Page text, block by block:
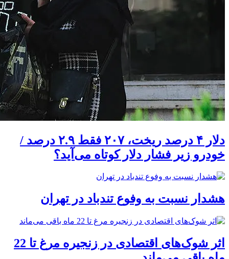
دلار ۴ درصد ریخت، ۲۰۷ فقط ۲.۹ درصد /
خودرو زیر فشار دلار کوتاه می‌آید؟
هشدار نسبت به وفوع تندباد در تهران
اثر شوک‌های اقتصادی در زنجیره مرغ تا 22